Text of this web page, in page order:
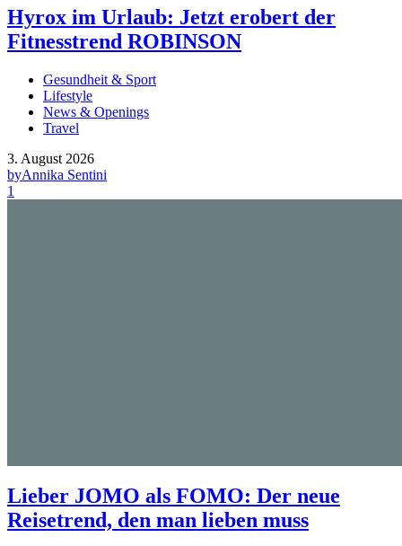
Hyrox im Urlaub: Jetzt erobert der
Fitnesstrend ROBINSON
Gesundheit & Sport
Lifestyle
News & Openings
Travel
3. August 2026
byAnnika Sentini
1
Lieber JOMO als FOMO: Der neue
Reisetrend, den man lieben muss